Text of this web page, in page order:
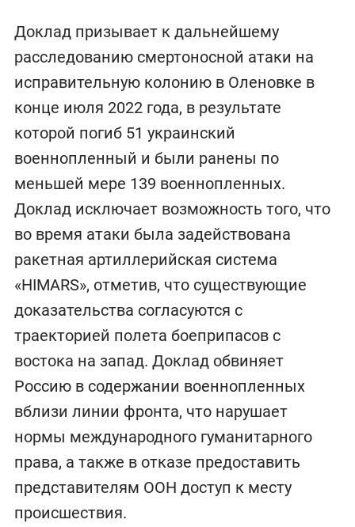
Доклад призывает к дальнейшему
расследованию смертоносной атаки на
исправительную колонию в Оленовке в
конце июля 2022 года, в результате
которой погиб 51 украинский
военнопленный и были ранены по
меньшей мере 139 военнопленных.
Доклад исключает возможность того, что
во время атаки была задействована
ракетная артиллерийская система
«HIMARS», отметив, что существующие
доказательства согласуются с
траекторией полета боеприпасов с
востока на запад. Доклад обвиняет
Россию в содержании военнопленных
вблизи линии фронта, что нарушает
нормы международного гуманитарного
права, а также в отказе предоставить
представителям ООН доступ к месту
происшествия.